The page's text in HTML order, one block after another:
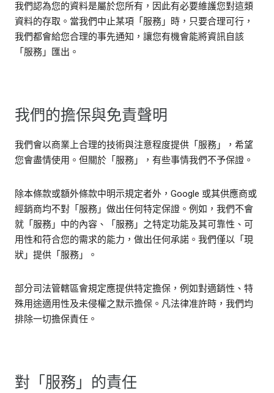
我們認為您的資料是屬於您所有，因此有必要維護您對這類
資料的存取。當我們中止某項「服務」時，只要合理可行，
我們都會給您合理的事先通知，讓您有機會能將資訊自該
「服務」匯出。
我們的擔保與免責聲明
我們會以商業上合理的技術與注意程度提供「服務」，希望
您會盡情使用。但關於「服務」，有些事情我們不予保證。
除本條款或額外條款中明示規定者外，Google 或其供應商或
經銷商均不對「服務」做出任何特定保證。例如，我們不會
就「服務」中的內容、「服務」之特定功能及其可靠性、可
用性和符合您的需求的能力，做出任何承諾。我們僅以「現
狀」提供「服務」。
部分司法管轄區會規定應提供特定擔保，例如對適銷性、特
殊用途適用性及未侵權之默示擔保。凡法律准許時，我們均
排除一切擔保責任。
對「服務」的責任